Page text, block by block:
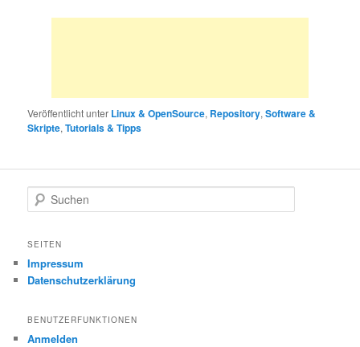
Veröffentlicht unter Linux & OpenSource, Repository,Software &
Skripte,Tutorials & Tipps
u
h
n
SEITEN
Impressum
Datenschutzerklärung
BENUTZERFUNKTIONEN
Anmelden